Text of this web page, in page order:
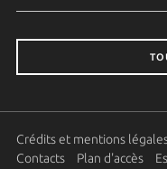
Crédits et mentions
Contacts
Plan d'accès